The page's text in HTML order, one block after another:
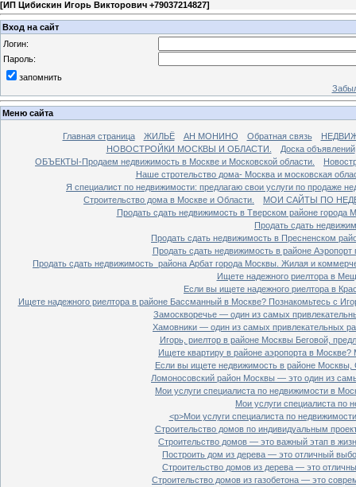
[ИП Цибискин Игорь Викторович +79037214827]
Вход на сайт
Логин:
Пароль:
запомнить
Меню сайта
Главная страница ЖИЛЬЁ АН МОНИНО Обратная связь
НОВОСТРОЙКИ МОСКВЫ И ОБЛАСТИ.
Доска объявлений
ОБЪЕКТЫ-Продаем недвижимость в Москве и Московской области.
Наше стротельство дома- Москва и московская
Я специалист по недвижимости: предлагаю свои услуги по продаже
Строительство дома в Москве и Области.
МОИ САЙТЫ ПО
Продать сдать недвижимость в Тверском районе города
Продать сдать
Продать сдать недвижимость в Пресненском
Продать сдать недвижимость в районе
Продать сдать недвижимость района Арбат города Москвы. Жилая и
Ищете надежного риелтора в
Если вы ищете надежного риелтора в
Ищете надежного риелтора в районе Бассманный в Москве? Познакомьтесь с
Замоскворечье — один из самых
Хамовники — один из самых привлекательных
Игорь, риелтор в районе Москвы Беговой,
Ищете квартиру в районе аэропорта в
Если вы ищете недвижимость в районе Москвы,
Ломоносовский район Москвы — это один из
Мои услуги специалиста по недвижимости в
Мои услуги специалиста по
<p>Мои услуги специалиста по
Строительство домов по индивидуальным
Строительство домов — это важный этап в
Построить дом из дерева — это отличный
Строительство домов из дерева — это
Строительство домов из газобетона — это